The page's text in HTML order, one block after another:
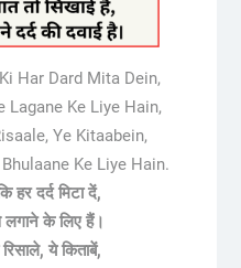
Har Dard Mita Dein,
Lagane Ke Liye Hain,
Ye Kitaabein,
Ke Liye Hain.
हर दर्द मिटा दें,
के लिए हैं।
ये किताबें,